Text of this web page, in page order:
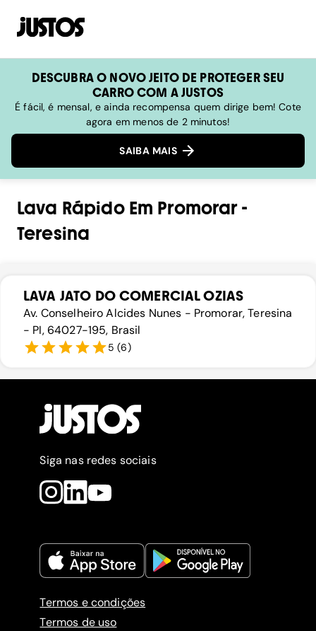
DESCUBRA O NOVO JEITO DE PROTEGER SEU
CARRO COM A JUSTOS
É fácil, é mensal, e ainda recompensa quem dirige bem! Cote
agora em menos de 2 minutos!
SAIBA MAIS
Lava RápidoEm Promorar-
Teresina
LAVA JATO DO COMERCIAL OZIAS
Av. Conselheiro Alcides Nunes - Promorar, Teresina
- PI, 64027-195, Brasil
5 (6)
Siga nas redes sociais
Termos e condições
Termos de uso